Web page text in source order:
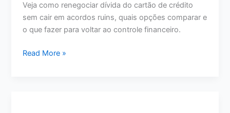
Veja como renegociar dívida do cartão de crédito
sem cair em acordos ruins, quais opções comparar e
o que fazer para voltar ao controle financeiro.
Como
Read More »